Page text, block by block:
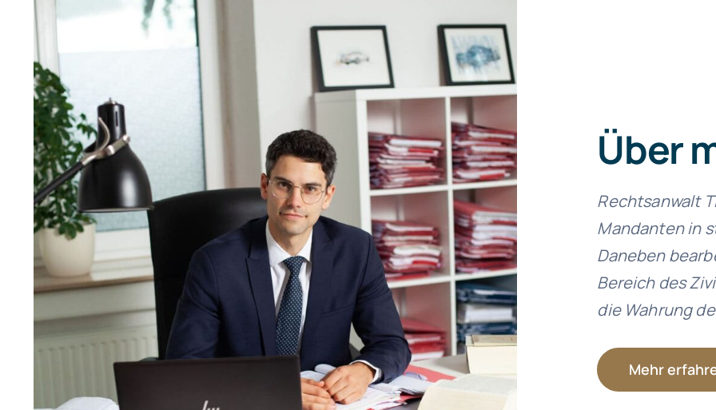
Über
Rechtsanwalt
Mandanten in
Daneben
Bereich des
die Wahrung
Mehr